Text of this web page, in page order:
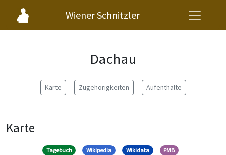
Wiener Schnitzler
Dachau
Karte Zugehörigkeiten Aufenthalte
Karte
Tagebuch Wikipedia Wikidata
PMB